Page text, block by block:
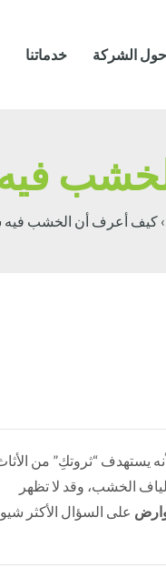
حول الشركة خدماتنا
› كيف أعرف أن الخشب
يستهدف “ثروتكِ” من
الخشب، وقد لا تظهر
على السؤال الأكثر